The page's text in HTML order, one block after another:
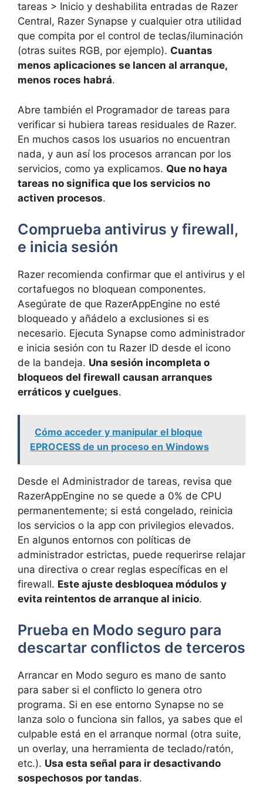
tareas > Inicio y deshabilita entradas de Razer
Central, Razer Synapse y cualquier otra utilidad
que compita por el control de teclas/iluminación
(otras suites RGB, por ejemplo). Cuantas
menos aplicaciones se lancen al arranque,
menos roces habrá.
Abre también el Programador de tareas para
verificar si hubiera tareas residuales de Razer.
En muchos casos los usuarios no encuentran
nada, y aun así los procesos arrancan por los
servicios, como ya explicamos. Que no haya
tareas no significa que los servicios no
activen procesos.
Comprueba antivirus y firewall,
e inicia sesión
Razer recomienda confirmar que el antivirus y el
cortafuegos no bloquean componentes.
Asegúrate de que RazerAppEngine no esté
bloqueado y añádelo a exclusiones si es
necesario. Ejecuta Synapse como administrador
e inicia sesión con tu Razer ID desde el icono
de la bandeja. Una sesión incompleta o
bloqueos del firewall causan arranques
erráticos y cuelgues.
Cómo acceder y manipular el bloque
EPROCESS de un proceso en Windows
Desde el Administrador de tareas, revisa que
RazerAppEngine no se quede a 0% de CPU
permanentemente; si está congelado, reinicia
los servicios o la app con privilegios elevados.
En algunos entornos con políticas de
administrador estrictas, puede requerirse relajar
una directiva o crear reglas específicas en el
firewall. Este ajuste desbloquea módulos y
evita reintentos de arranque al inicio.
Prueba en Modo seguro para
descartar conflictos de terceros
Arrancar en Modo seguro es mano de santo
para saber si el conflicto lo genera otro
programa. Si en ese entorno Synapse no se
lanza solo o funciona sin fallos, ya sabes que el
culpable está en el arranque normal (otra suite,
un overlay, una herramienta de teclado/ratón,
etc.). Usa esta señal para ir desactivando
sospechosos por tandas.